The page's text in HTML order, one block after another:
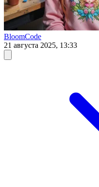
BloomCode
21 августа 2025, 13:33